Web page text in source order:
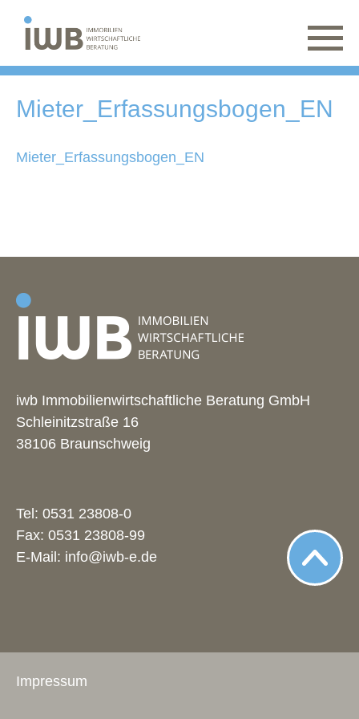
Mieter_Erfassungsbogen_EN
Mieter_Erfassungsbogen_EN
iwb Immobilienwirtschaftliche Beratung GmbH
Schleinitzstraße 16
38106 Braunschweig
Tel: 0531 23808-0
Fax: 0531 23808-99
E-Mail: info@iwb-e.de
Impressum